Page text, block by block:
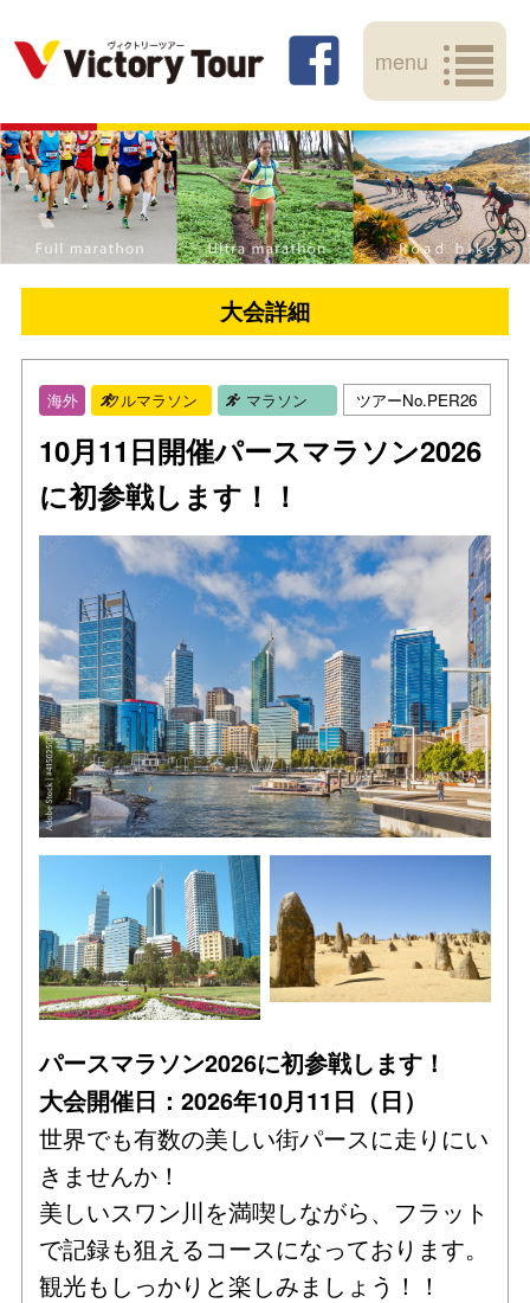
menu
大会詳細
海外 フルマラソン マラソン ツアーNo.PER26
10月11日開催パースマラソン2026
に初参戦します！！
パースマラソン2026に初参戦します！
大会開催日：2026年10月11日（日）
世界でも有数の美しい街パースに走りにい
きませんか！
美しいスワン川を満喫しながら、フラット
で記録も狙えるコースになっております。
観光もしっかりと楽しみましょう！！